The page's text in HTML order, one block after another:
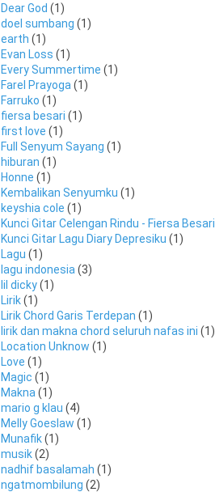
Dear God (1)
doel sumbang (1)
earth (1)
Evan Loss (1)
Every Summertime (1)
Farel Prayoga (1)
Farruko (1)
fiersa besari (1)
first love (1)
Full Senyum Sayang (1)
hiburan (1)
Honne (1)
Kembalikan Senyumku (1)
keyshia cole (1)
Kunci Gitar Celengan Rindu - Fiersa Besari
Kunci Gitar Lagu Diary Depresiku (1)
Lagu (1)
lagu indonesia (3)
lil dicky (1)
Lirik (1)
Lirik Chord Garis Terdepan (1)
lirik dan makna chord seluruh nafas ini (1)
Location Unknow (1)
Love (1)
Magic (1)
Makna (1)
mario g klau (4)
Melly Goeslaw (1)
Munafik (1)
musik (2)
nadhif basalamah (1)
ngatmombilung (2)